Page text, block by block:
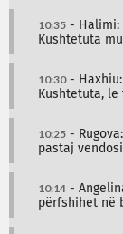
10:35 - Halimi:
Kushtetuta
10:30- Haxhiu:
Kushtetuta, le
10:25 -
pastaj
10:14 -
përfshihet në